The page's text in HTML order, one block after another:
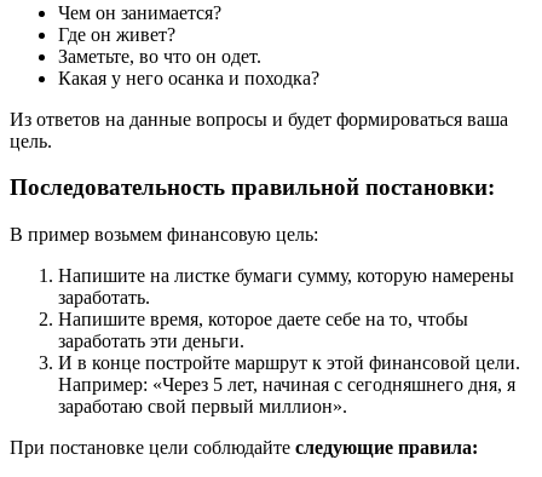
Чем он занимается?
Где он живет?
Заметьте, во что он одет.
Какая у него осанка и походка?
Из ответов на данные вопросы и будет формироваться ваша
цель.
Последовательность правильной постановки:
В пример возьмем финансовую цель:
Напишите на листке бумаги сумму, которую намерены
заработать.
Напишите время, которое даете себе на то, чтобы
заработать эти деньги.
И в конце постройте маршрут к этой финансовой цели.
Например: «Через 5 лет, начиная с сегодняшнего дня, я
заработаю свой первый миллион».
При постановке цели соблюдайте следующие правила: